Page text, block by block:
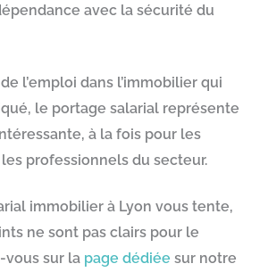
avec la sécurité du
l’emploi dans l’immobilier qui
le portage salarial représente
à la fois pour les
professionnels du secteur.
immobilier à Lyon vous tente,
ne sont pas clairs pour le
vous sur la page dédiée sur notre